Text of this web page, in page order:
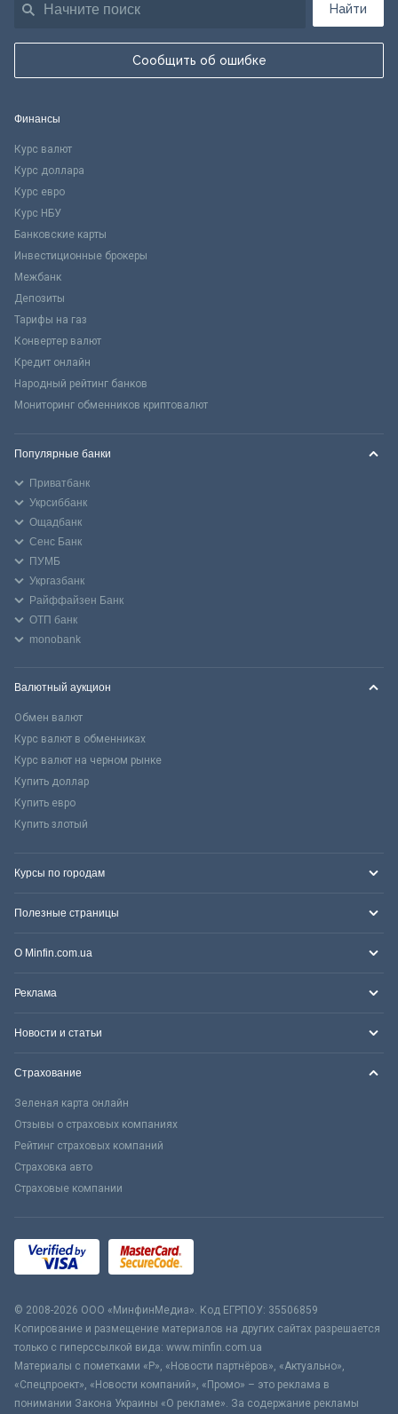
Найти
Сообщить об ошибке
Финансы
Курс валют
Курс доллара
Курс евро
Курс НБУ
Банковские карты
Инвестиционные брокеры
Межбанк
Депозиты
Тарифы на газ
Конвертер валют
Кредит онлайн
Народный рейтинг банков
Мониторинг обменников криптовалют
Популярные банки
Приватбанк
Укрсиббанк
Ощадбанк
Сенс Банк
ПУМБ
Укргазбанк
Райффайзен Банк
ОТП банк
monobank
Валютный аукцион
Обмен валют
Курс валют в обменниках
Курс валют на черном рынке
Купить доллар
Купить евро
Купить злотый
Курсы по городам
Полезные страницы
О Minfin.com.ua
Реклама
Новости и статьи
Страхование
Зеленая карта онлайн
Отзывы о страховых компаниях
Рейтинг страховых компаний
Страховка авто
Страховые компании
© 2008-2026 ООО «МинфинМедиа». Код ЕГРПОУ: 35506859
Копирование и размещение материалов на других сайтах разрешается
только с гиперссылкой вида: www.minfin.com.ua
Материалы с пометками «Р», «Новости партнёров», «Актуально»,
«Спецпроект», «Новости компаний», «Промо» – это реклама в
понимании Закона Украины «О рекламе». За содержание рекламы